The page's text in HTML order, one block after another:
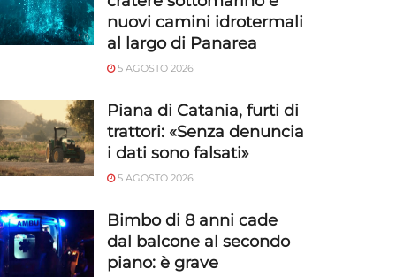
nuovi camini idrotermali
al largo di Panarea
5 AGOSTO 2026
Piana di Catania, furti di
trattori: «Senza denuncia
i dati sono falsati»
5 AGOSTO 2026
Bimbo di 8 anni cade
dal balcone al secondo
piano: è grave